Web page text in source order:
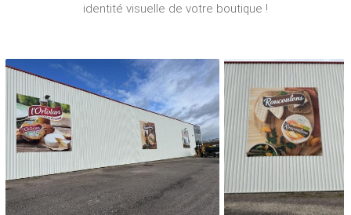
identité visuelle de votre boutique !